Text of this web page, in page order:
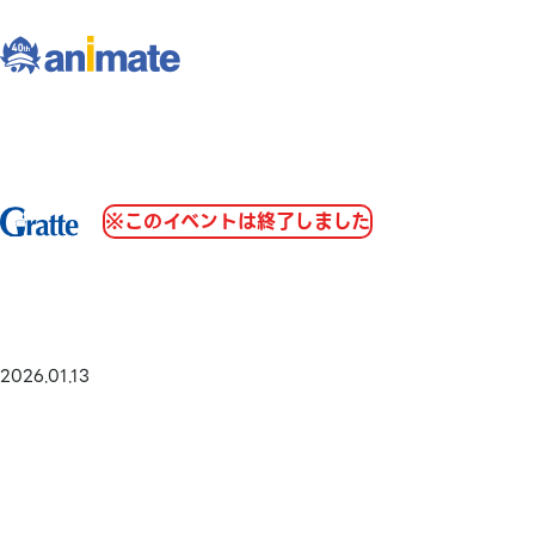
※このイベントは終了しました
2026.01.13